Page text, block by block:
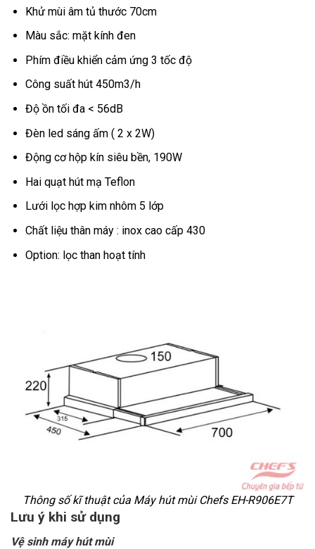
Khử mùi âm tủ thước 70cm
Màu sắc: mặt kính đen
Phím điều khiển cảm ứng 3 tốc độ
Công suất hút 450m3/h
Độ ồn tối đa < 56dB
Đèn led sáng ấm ( 2 x 2W)
Động cơ hộp kín siêu bền, 190W
Hai quạt hút mạ Teflon
Lưới lọc hợp kim nhôm 5 lớp
Chất liệu thân máy : inox cao cấp 430
Option: lọc than hoạt tính
Thông số kĩ thuật của Máy hút mùi Chefs EH-R906E7T
Lưu ý khi sử dụng
Vệ sinh máy hút mùi